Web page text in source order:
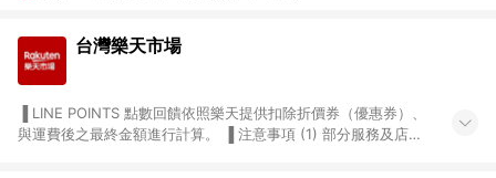
台灣樂天市場
與運費後之最終金額進行計算。 ▐ 注意事項 (1) 部分服務及店家